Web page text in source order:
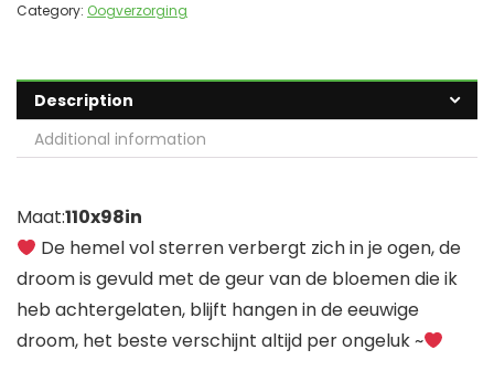
Category: Oogverzorging
Description
Additional information
Maat:110x98in
De hemel vol sterren verbergt zich in je ogen, de
droom is gevuld met de geur van de bloemen die ik
heb achtergelaten, blijft hangen in de eeuwige
droom, het beste verschijnt altijd per ongeluk ~